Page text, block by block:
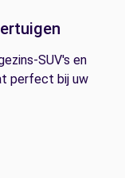
SUV's en
perfect bij uw